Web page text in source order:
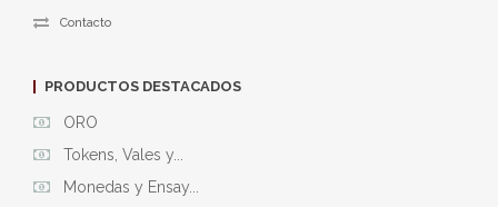
Contacto
PRODUCTOS DESTACADOS
ORO
Tokens, Vales y...
Monedas y Ensay...